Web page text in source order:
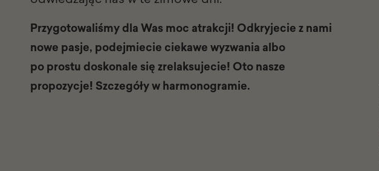
Przygotowaliśmy dla Was moc atrakcji! Odkryjecie z nami
nowe pasje, podejmiecie ciekawe wyzwania albo
po prostu doskonale się zrelaksujecie! Oto nasze
propozycje! Szczegóły w harmonogramie.